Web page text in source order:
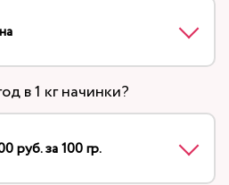
в 1 кг начинки?
руб. за 100 гр.